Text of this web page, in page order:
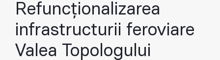
Refuncționalizarea
infrastructurii feroviare
Valea Topologului